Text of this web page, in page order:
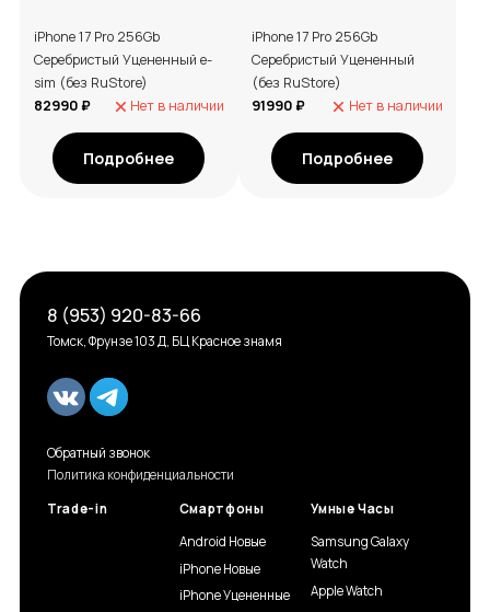
iPhone 17 Pro 256Gb
Серебристый Уцененный e-
sim (без RuStore)
82990 ₽
Нет в наличии
Подробнее
iPhone 17 Pro 256Gb
Серебристый Уцененный
(без RuStore)
91990 ₽
Нет в наличии
Подробнее
Trade-in
Смартфоны
Android Новые
iPhone Новые
iPhone Уцененные
Умные Часы
Samsung Galaxy
Watch
Apple Watch
8 (953) 920-83-66
Томск, Фрунзе 103 Д, БЦ Красное знамя
Обратный звонок
Политика конфиденциальности